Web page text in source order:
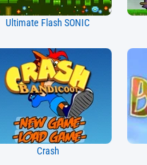
Ultimate Flash SONIC
Crash